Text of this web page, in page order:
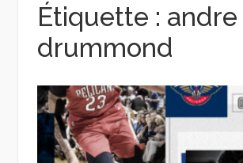
Étiquette : andre
drummond